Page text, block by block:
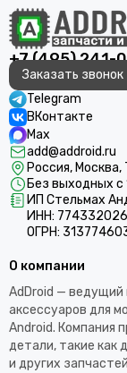
+7 (495) 241-
Заказать звонок
Telegram
ВКонтакте
Max
add@addroid.ru
Россия,
Без выходных с
ИП Стельмах
ИНН:
ОГРН:
О компании
AdDroid — ведущий
аксессуаров для
Android. Компания
детали, такие как
и других